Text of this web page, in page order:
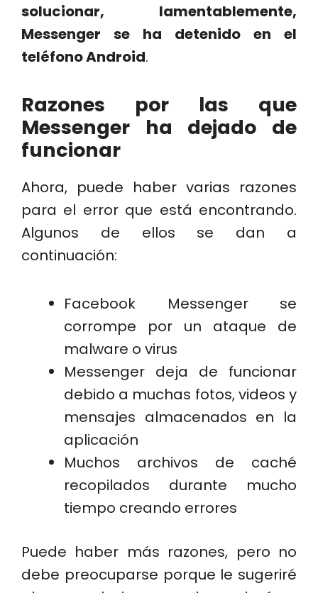
solucionar, lamentablemente,
Messenger se ha detenido en el
teléfono Android.
Razones por las que
Messenger ha dejado de
funcionar
Ahora, puede haber varias razones
para el error que está encontrando.
Algunos de ellos se dan a
continuación:
Facebook Messenger se
corrompe por un ataque de
malware o virus
Messenger deja de funcionar
debido a muchas fotos, videos y
mensajes almacenados en la
aplicación
Muchos archivos de caché
recopilados durante mucho
tiempo creando errores
Puede haber más razones, pero no
debe preocuparse porque le sugeriré